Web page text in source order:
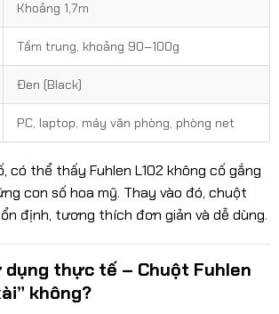
Khoảng 1,7m
Tầm trung, khoảng 90–100g
Đen (Black)
PC, laptop, máy văn phòng, phòng net
có thể thấy Fuhlen L102 không cố gắng
con số hoa mỹ. Thay vào đó, chuột
định, tương thích đơn giản và dễ dùng.
dụng thực tế – Chuột Fuhlen
không?